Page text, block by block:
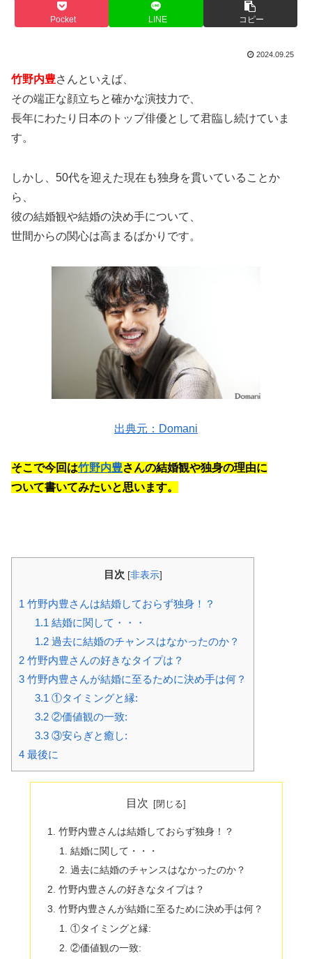
Pocket LINE コピー
2024.09.25
竹野内豊さんといえば、
その端正な顔立ちと確かな演技力で、
長年にわたり日本のトップ俳優として君臨し続けていま
す。
しかし、50代を迎えた現在も独身を貫いていることか
ら、
彼の結婚観や結婚の決め手について、
世間からの関心は高まるばかりです。
出典元：Domani
そこで今回は竹野内豊さんの結婚観や独身の理由に
ついて書いてみたいと思います。
目次 [非表示]
1 竹野内豊さんは結婚しておらず独身！？
1.1 結婚に関して・・・
1.2過去に結婚のチャンスはなかったのか？
2 竹野内豊さんの好きなタイプは？
3 竹野内豊さんが結婚に至るために決め手は何？
3.1 ①タイミングと縁:
3.2②価値観の一致:
3.3③安らぎと癒し:
4 最後に
目次
竹野内豊さんは結婚しておらず独身！？
結婚に関して・・・
過去に結婚のチャンスはなかったのか？
竹野内豊さんの好きなタイプは？
竹野内豊さんが結婚に至るために決め手は何？
①タイミングと縁:
②価値観の一致: